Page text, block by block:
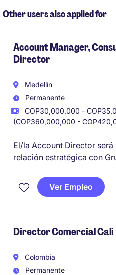
Other users also applied for
Account Manager,
Director
Medellín
Permanente
COP30,000,000 -
(COP360,000,000 -
El/la Account Director
relación estratégica con
posicionando soluciones
Actuará como un socio
Ver Empleo
Director Comercial Cali
Colombia
Permanente